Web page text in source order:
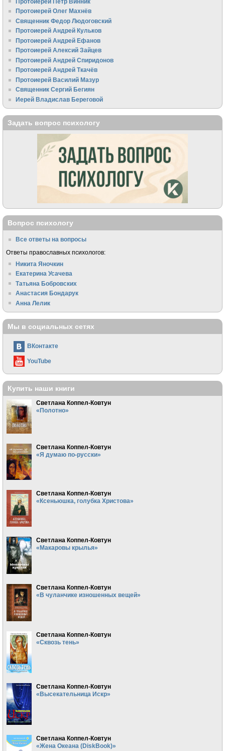
Протоиерей Олег Махнёв
Священник Федор Людоговский
Протоиерей Андрей Кульков
Протоиерей Андрей Ефанов
Протоиерей Алексий Зайцев
Протоиерей Андрей Спиридонов
Протоиерей Андрей Ткачёв
Протоиерей Василий Мазур
Священник Сергий Бегиян
Иерей Владислав Береговой
Задать вопрос психологу
Вопрос психологу
Все ответы на вопросы
Ответы православных психологов:
Никита Яночкин
Екатерина Усачева
Татьяна Бобровских
Анастасия Бондарук
Анна Лелик
Мы в социальных сетях
ВКонтакте
YouTube
Купить наши книги
Светлана Коппел-Ковтун
«Полотно»
Светлана Коппел-Ковтун
«Я думаю по-русски»
Светлана Коппел-Ковтун
«Ксеньюшка, голубка Христова»
Светлана Коппел-Ковтун
«Макаровы крылья»
Светлана Коппел-Ковтун
«В чуланчике изношенных вещей»
Светлана Коппел-Ковтун
«Сквозь тень»
Светлана Коппел-Ковтун
«Высекательница Искр»
Светлана Коппел-Ковтун
«Жена Океана (DiskBook)»